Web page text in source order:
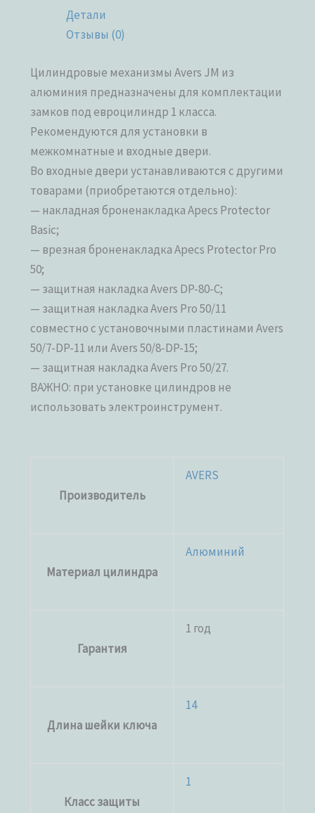
Детали
Отзывы (0)
Цилиндровые механизмы Avers JM из
алюминия предназначены для комплектации
замков под евроцилиндр 1 класса.
Рекомендуются для установки в
межкомнатные и входные двери.
Во входные двери устанавливаются с другими
товарами (приобретаются отдельно):
— накладная броненакладка Apecs Protector
Basic;
— врезная броненакладка Apecs Protector Pro
50;
— защитная накладка Avers DP-80-C;
— защитная накладка Avers Pro 50/11
совместно с установочными пластинами Avers
50/7-DP-11 или Avers 50/8-DP-15;
— защитная накладка Avers Pro 50/27.
ВАЖНО: при установке цилиндров не
использовать электроинструмент.
Производитель
AVERS
Материал цилиндра
Алюминий
Гарантия
1 год
Длина шейки ключа
14
Класс защиты
1